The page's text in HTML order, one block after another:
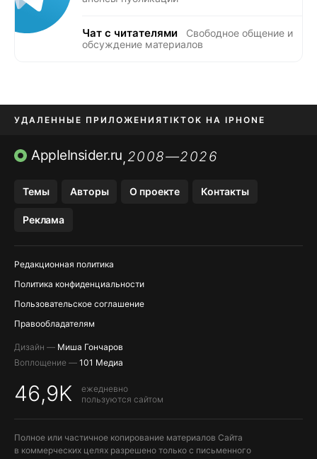
Чат с читателями
Свободное общение и
обсуждение материалов
УДАЛЕННЫЕ ПРИЛОЖЕНИЯTIKTOK НА IPHONE
ПРИЛОЖЕНИЯ БЕЗ APP STORE
AppleInsider.ru,2008—2026
Темы Авторы О проекте Контакты
Реклама
Редакционная политика
Политика конфиденциальности
Пользовательское соглашение
Правообладателям
Дизайн — Миша Гончаров
Воплощение — 101 Медиа
46,9K
ежедневно
пользуются сайтом
Полное или частичное копирование материалов Сайта
в коммерческих целях разрешено только с письменного